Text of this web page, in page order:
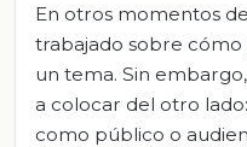
En otros momentos
trabajado sobre
un tema. Sin
a colocar del otro
como público o